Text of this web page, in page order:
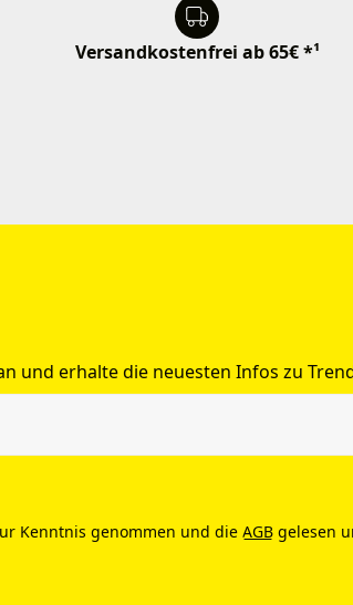
Versandkostenfrei ab 65€ *¹
und erhalte die neuesten Infos zu
Kenntnis genommen und die AGB gelesen